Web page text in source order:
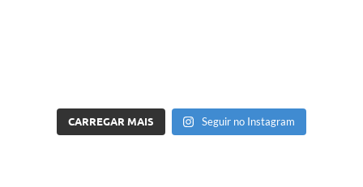
CARREGAR MAIS Seguir no Instagram